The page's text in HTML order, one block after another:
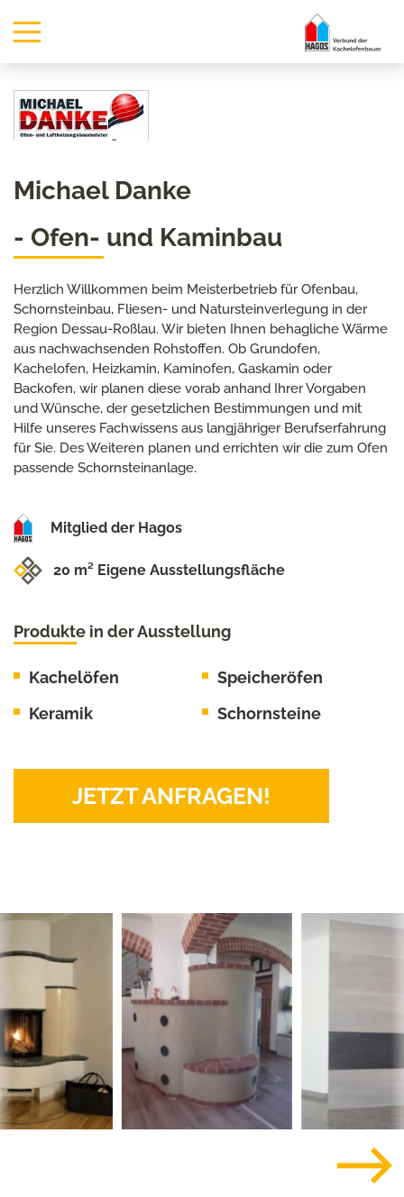
Michael Danke
- Ofen- und Kaminbau
Herzlich Willkommen beim Meisterbetrieb für Ofenbau,
Schornsteinbau, Fliesen- und Natursteinverlegung in der
Region Dessau-Roßlau. Wir bieten Ihnen behagliche Wärme
aus nachwachsenden Rohstoffen. Ob Grundofen,
Kachelofen, Heizkamin, Kaminofen, Gaskamin oder
Backofen, wir planen diese vorab anhand Ihrer Vorgaben
und Wünsche, der gesetzlichen Bestimmungen und mit
Hilfe unseres Fachwissens aus langjähriger Berufserfahrung
für Sie. Des Weiteren planen und errichten wir die zum Ofen
passende Schornsteinanlage.
Mitglied der Hagos
20 m² Eigene Ausstellungsfläche
Produkte in der Ausstellung
Kachelöfen
Speicheröfen
Keramik
Schornsteine
JETZT ANFRAGEN!